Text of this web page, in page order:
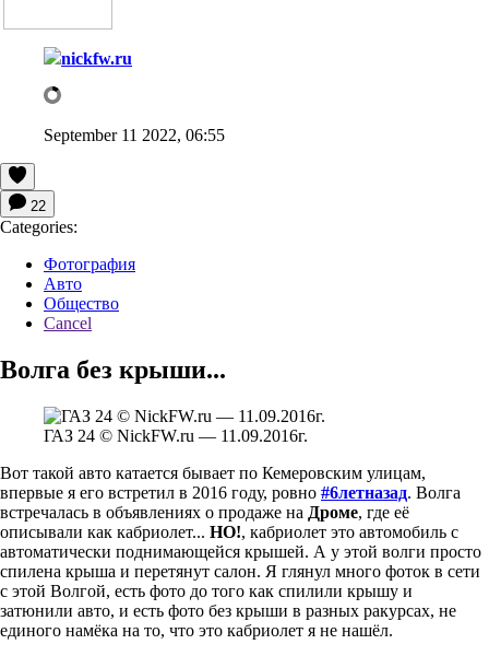
nickfw.ru
September 11 2022, 06:55
22
Categories:
Фотография
Авто
Общество
Cancel
Волга без крыши...
ГАЗ 24 © NickFW.ru — 11.09.2016г.
Вот такой авто катается бывает по Кемеровским улицам,
впервые я его встретил в 2016 году, ровно #6летназад. Волга
встречалась в объявлениях о продаже на Дроме, где её
описывали как кабриолет... НО!, кабриолет это автомобиль с
автоматически поднимающейся крышей. А у этой волги просто
спилена крыша и перетянут салон. Я глянул много фоток в сети
с этой Волгой, есть фото до того как спилили крышу и
затюнили авто, и есть фото без крыши в разных ракурсах, не
единого намёка на то, что это кабриолет я не нашёл.